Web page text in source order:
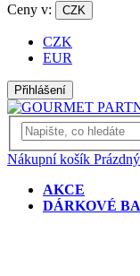
Ceny v: CZK
CZK
EUR
Přihlášení
Nákupní košík
AKCE
DÁRKOVÉ